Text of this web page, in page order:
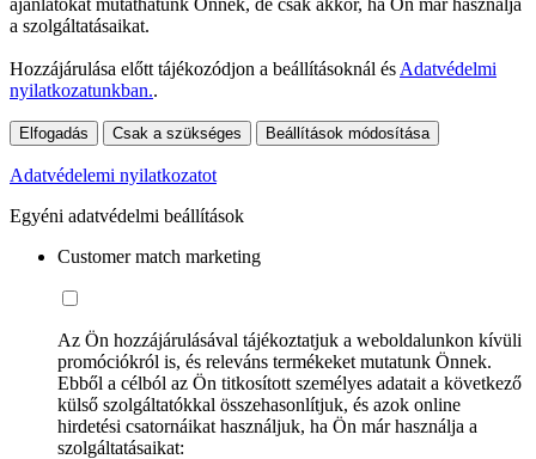
a szolgáltatásaikat.
Hozzájárulása előtt tájékozódjon a beállításoknál és Adatvédelmi
nyilatkozatunkban..
Elfogadás Csak a szükséges Beállítások módosítása
Adatvédelemi nyilatkozatot
Egyéni adatvédelmi beállítások
Customer match marketing
Az Ön hozzájárulásával tájékoztatjuk a weboldalunkon kívüli
promóciókról is, és releváns termékeket mutatunk Önnek.
Ebből a célból az Ön titkosított személyes adatait a következő
külső szolgáltatókkal összehasonlítjuk, és azok online
hirdetési csatornáikat használjuk, ha Ön már használja a
szolgáltatásaikat: